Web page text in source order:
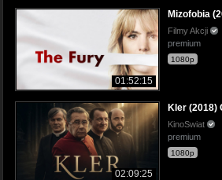
01:52:15
Mizofobia
Filmy Akcji
premium
1080p
02:09:25
Kler (2018)
KinoSwiat
premium
1080p